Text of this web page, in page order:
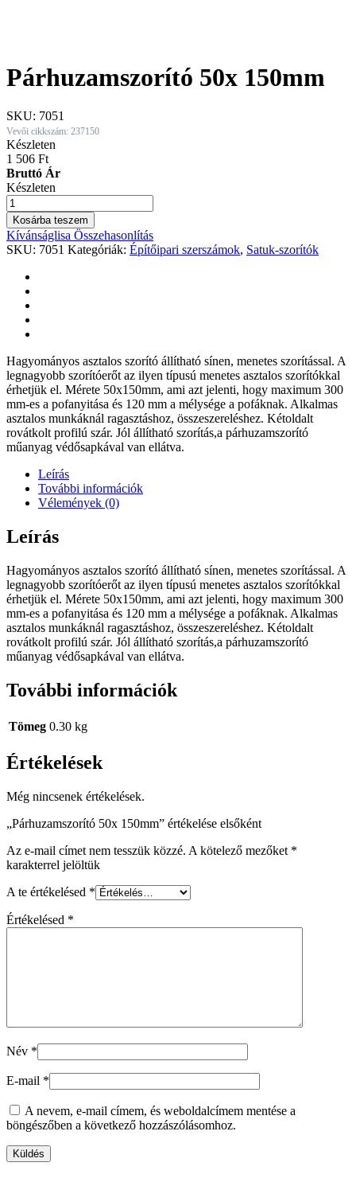
Párhuzamszorító 50x 150mm
SKU: 7051
Vevői cikkszám: 237150
Készleten
1 506 Ft
Bruttó Ár
Készleten
Párhuzamszorító
50x
150mm
quantity
Kosárba teszem
Kívánságlisa Összehasonlítás
SKU: 7051 Kategóriák: Építőipari szerszámok, Satuk-szorítók
Hagyományos asztalos szorító állítható sínen, menetes szorítással. A
legnagyobb szorítóerőt az ilyen típusú menetes asztalos szorítókkal
érhetjük el. Mérete 50x150mm, ami azt jelenti, hogy maximum 300
mm-es a pofanyitása és 120 mm a mélysége a pofáknak. Alkalmas
asztalos munkáknál ragasztáshoz, összeszereléshez. Kétoldalt
rovátkolt profilú szár. Jól állítható szorítás,a párhuzamszorító
műanyag védősapkával van ellátva.
Leírás
További információk
Vélemények (0)
Leírás
Hagyományos asztalos szorító állítható sínen, menetes szorítással. A
legnagyobb szorítóerőt az ilyen típusú menetes asztalos szorítókkal
érhetjük el. Mérete 50x150mm, ami azt jelenti, hogy maximum 300
mm-es a pofanyitása és 120 mm a mélysége a pofáknak. Alkalmas
asztalos munkáknál ragasztáshoz, összeszereléshez. Kétoldalt
rovátkolt profilú szár. Jól állítható szorítás,a párhuzamszorító
műanyag védősapkával van ellátva.
További információk
Tömeg 0.30 kg
Értékelések
Még nincsenek értékelések.
„Párhuzamszorító 50x 150mm” értékelése elsőként
Az e-mail címet nem tesszük közzé. A kötelező mezőket *
karakterrel jelöltük
A te értékelésed *
Értékelésed *
Név *
E-mail *
A nevem, e-mail címem, és weboldalcímem mentése a
böngészőben a következő hozzászólásomhoz.